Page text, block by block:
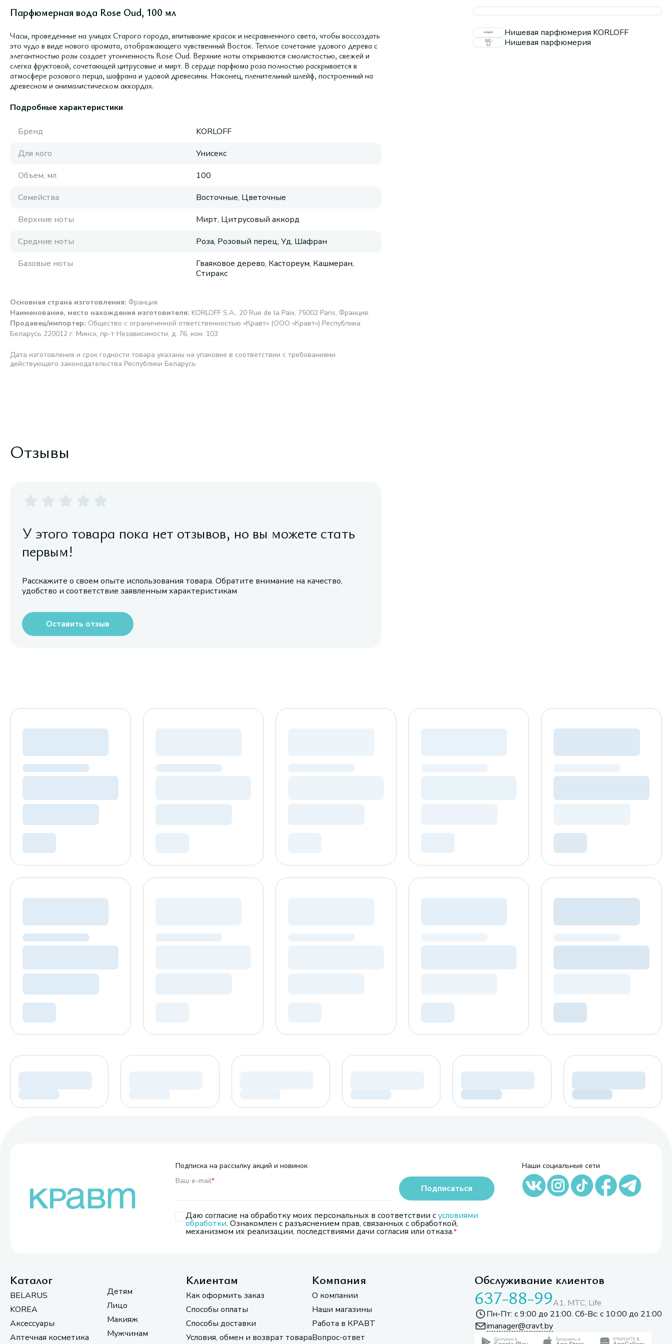
Парфюмерная вода Rose Oud, 100 мл
Часы, проведенные на улицах Старого города, впитывание красок и несравненного света, чтобы воссоздать
это чудо в виде нового аромата, отображающего чувственный Восток. Теплое сочетание удового дерева с
элегантностью розы создает утонченность Rose Oud. Верхние ноты открываются смолистостью, свежей и
слегка фруктовой, сочетающей цитрусовые и мирт. В сердце парфюма роза полностью раскрывается в
атмосфере розового перца, шафрана и удовой древесины. Наконец, пленительный шлейф, построенный на
древесном и анималистическом аккордах.
Подробные характеристики
Бренд
KORLOFF
Для кого
Унисекс
Объем, мл
100
Семейства
Восточные, Цветочные
Верхние ноты
Мирт, Цитрусовый аккорд
Средние ноты
Роза, Розовый перец, Уд, Шафран
Базовые ноты
Гваяковое дерево, Кастореум, Кашмеран,
Стиракс
Основная страна изготовления: Франция
Наименование, место нахождения изготовителя: KORLOFF S.A., 20 Rue de la Paix, 75002 Paris, Франция.
Продавец/импортер: Общество с ограниченной ответственностью «Кравт» (ООО «Кравт») Республика
Беларусь 220012 г. Минск, пр-т Независимости, д. 76, ком. 103
Дата изготовления и срок годности товара указаны на упаковке в соответствии с требованиями
действующего законодательства Республики Беларусь
Нишевая парфюмерия KORLOFF
Нишевая парфюмерия
Отзывы
У этого товара пока нет отзывов, но вы можете стать
первым!
Расскажите о своем опыте использования товара. Обратите внимание на качество,
удобство и соответствие заявленным характеристикам
Оставить отзыв
Подписка на рассылку акций и новинок
Ваш e-mail*
Даю согласие на обработку моих персональных в соответствии сусловиями
обработки. Ознакомлен с разъяснением прав, связанных с обработкой,
механизмом их реализации, последствиями дачи согласия или отказа.
Подписаться
Наши социальные сети
Каталог
BELARUS
KOREA
Аксессуары
Аптечная косметика
Детям
Лицо
Макияж
Мужчинам
Клиентам
Как оформить заказ
Способы оплаты
Способы доставки
Условия, обмен и возврат товара
Компания
О компании
Наши магазины
Работа в КРАВТ
Вопрос-ответ
Обслуживание клиентов
637-88-99A1, МТС, Life
Пн-Пт: с 9:00 до 21:00. Сб-Вс: с 10:00 до 21:00
imanager@cravt.by